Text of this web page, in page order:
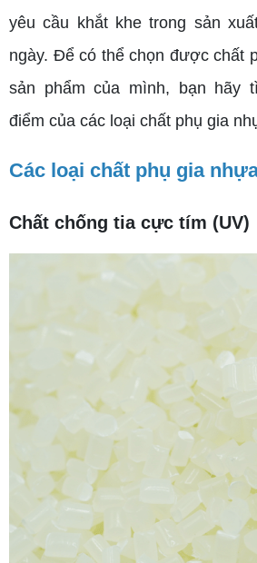
yêu cầu khắt khe trong sản
ngày. Để có thể chọn được chất
sản phẩm của mình, bạn hãy
điểm của các loại chất phụ gia
Các loại chất phụ gia
Chất chống tia cực tím (UV)